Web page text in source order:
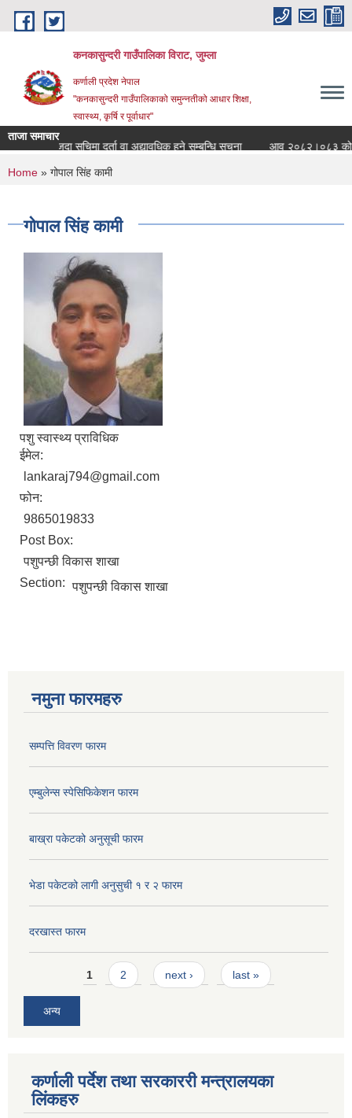
Skip to main content
कनकासुन्दरी गाउँपालिका विराट, जुम्ला
कर्णाली प्रदेश नेपाल
"कनकासुन्दरी गाउँपालिकाको समुन्नतीको आधार शिक्षा,
स्वास्थ्य, कृर्षि र पूर्वाधार"
ताजा समाचार
मौजुदा सुचिमा दर्ता वा अद्यावधिक हुने सम्बन्धि सुचना आव २०८२।०८३ को
You are here
Home » गोपाल सिंह कामी
गोपाल सिंह कामी
पशु स्वास्थ्य प्राविधिक
ईमेल:
lankaraj794@gmail.com
फोन:
9865019833
Post Box:
पशुपन्छी विकास शाखा
Section: पशुपन्छी विकास शाखा
नमुना फारमहरु
सम्पत्ति विवरण फारम
एम्बुलेन्स स्पेसिफिकेशन फारम
बाख्रा पकेटको अनुसूची फारम
भेडा पकेटको लागी अनुसुची १ र २ फारम
दरखास्त फारम
Pages1 2 next › last »
अन्य
कर्णाली पर्देश तथा सरकाररी मन्त्रालयका
लिंकहरु